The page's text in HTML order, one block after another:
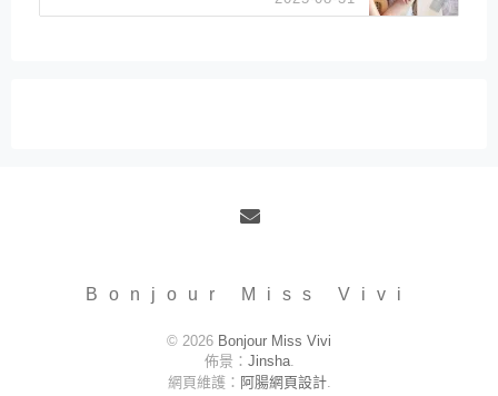
肌膚剛剛好的平衡
Bonjour Miss Vivi
© 2026 Bonjour Miss Vivi
佈景： Jinsha.
網頁維護： 阿腸網頁設計.